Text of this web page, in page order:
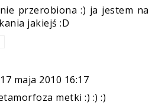
przerobiona :) ja jestem na
jakiejś :D
17 maja 2010 16:17
metki :) :) :)